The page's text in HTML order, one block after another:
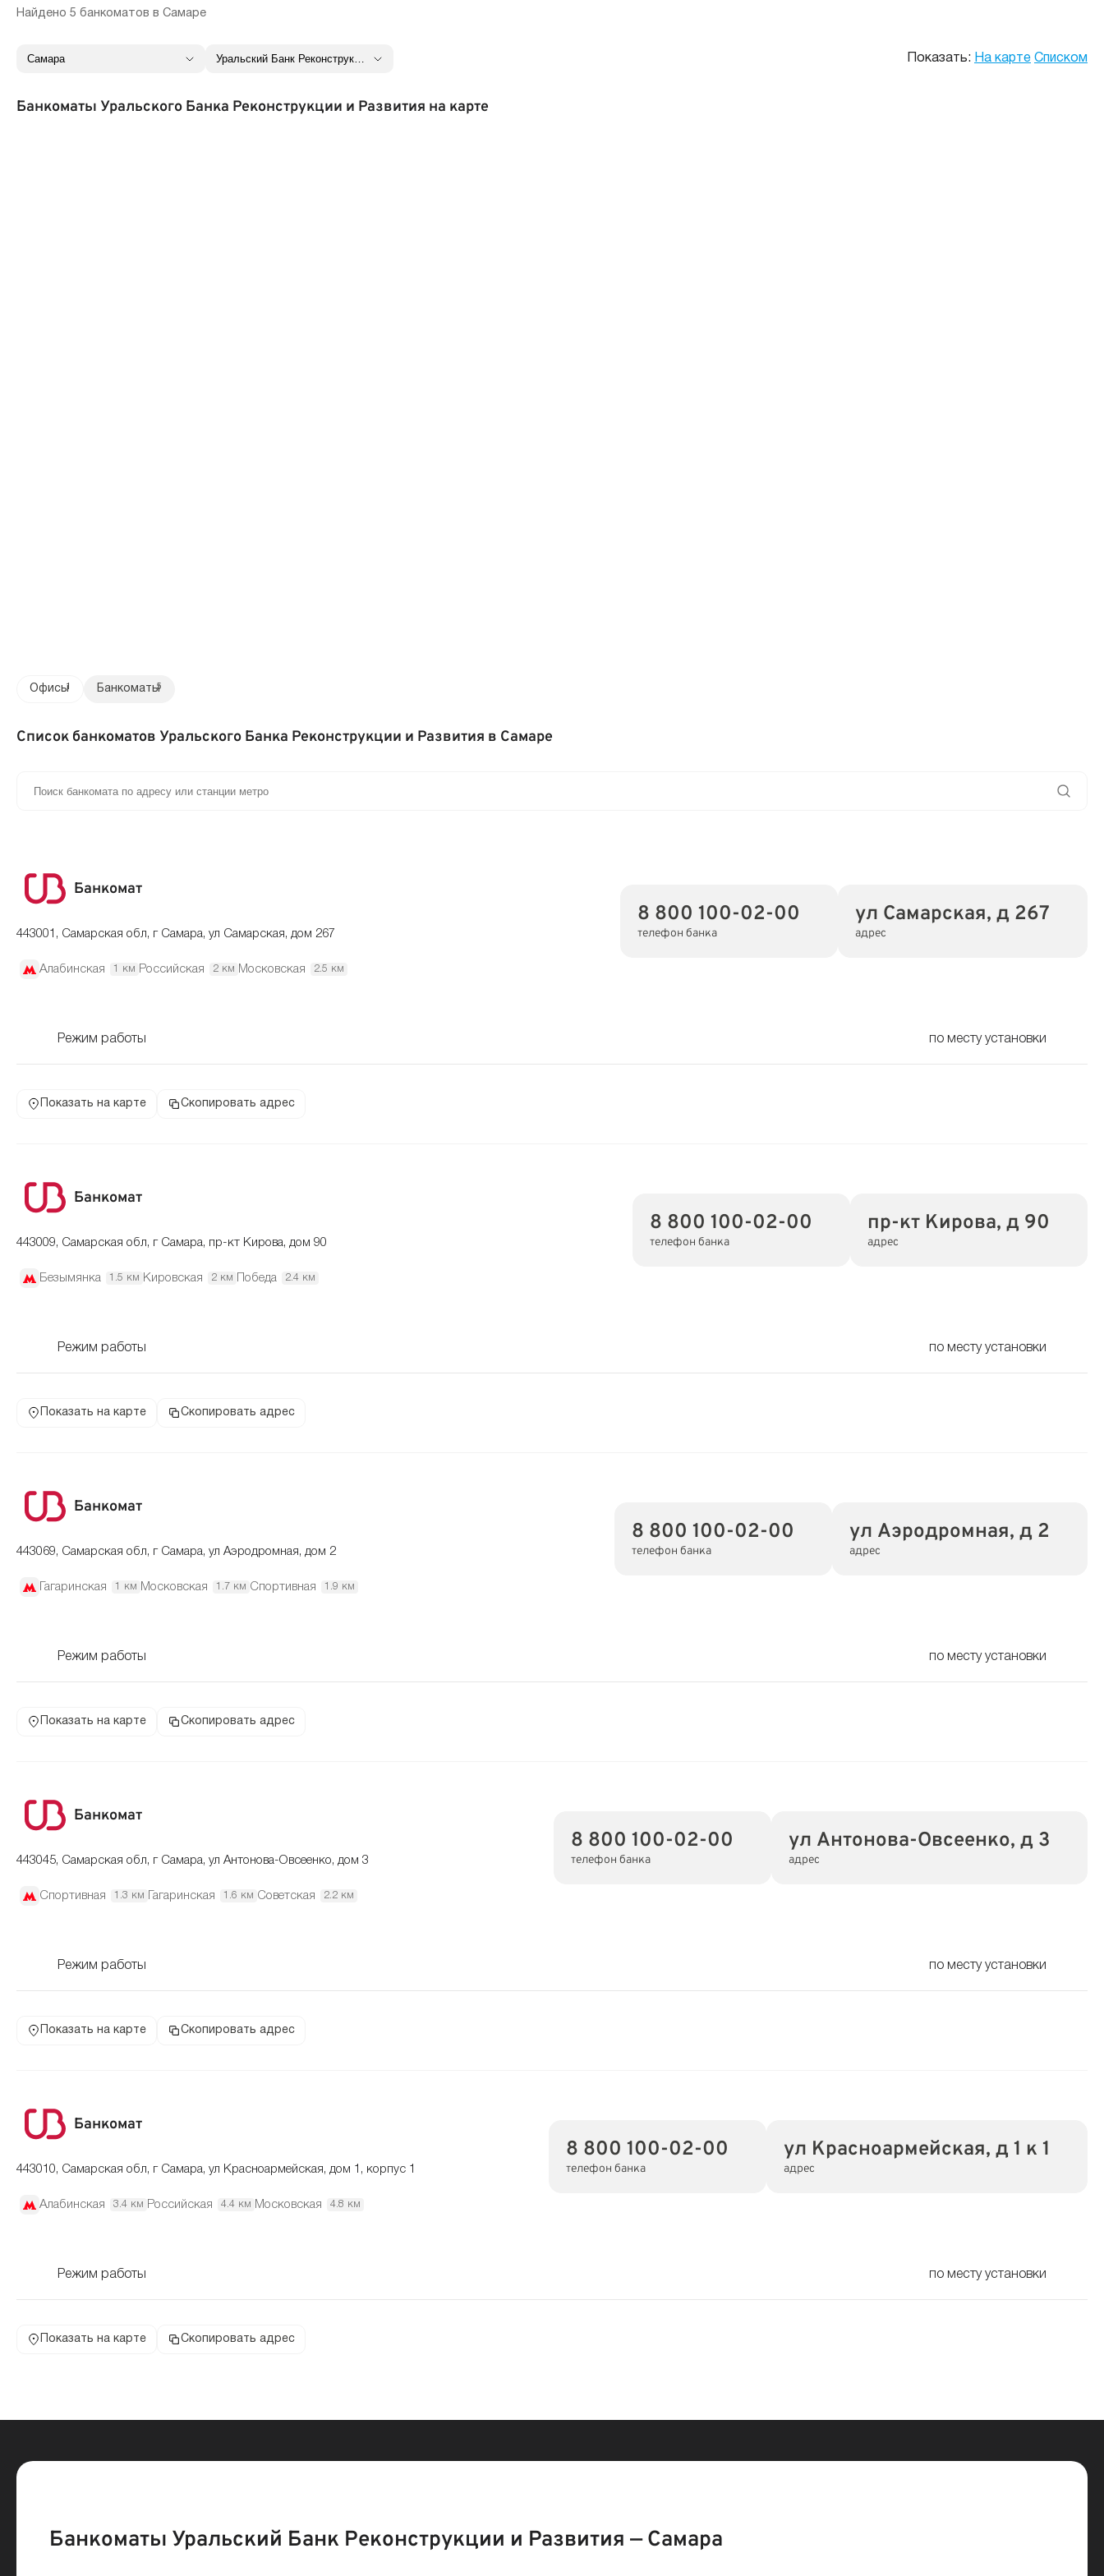
Найдено 5 банкоматов в Самаре
Показать: На карте Списком
Банкоматы Уральского Банка Реконструкции и Развития на карте
Офисы
1 Банкоматы5
Список банкоматов Уральского Банка Реконструкции и Развития в Самаре
Банкомат
443001, Самарская обл, г Самара, ул Самарская, дом 267
Алабинская 1 км Российская 2 км Московская 2.5 км
8 800 100-02-00
телефон банка
ул Самарская, д 267
адрес
Режим работы по месту установки
Показать на карте Скопировать адрес
Банкомат
443009, Самарская обл, г Самара, пр-кт Кирова, дом 90
Безымянка 1.5 км Кировская 2 км Победа 2.4 км
8 800 100-02-00
телефон банка
пр-кт Кирова, д 90
адрес
Режим работы по месту установки
Показать на карте Скопировать адрес
Банкомат
443069, Самарская обл, г Самара, ул Аэродромная, дом 2
Гагаринская 1 км Московская 1.7 км Спортивная 1.9 км
8 800 100-02-00
телефон банка
ул Аэродромная, д 2
адрес
Режим работы по месту установки
Показать на карте Скопировать адрес
Банкомат
443045, Самарская обл, г Самара, ул Антонова-Овсеенко, дом 3
Спортивная 1.3 км Гагаринская 1.6 км Советская 2.2 км
8 800 100-02-00
телефон банка
ул Антонова-Овсеенко, д 3
адрес
Режим работы по месту установки
Показать на карте Скопировать адрес
Банкомат
443010, Самарская обл, г Самара, ул Красноармейская, дом 1, корпус 1
Алабинская 3.4 км Российская 4.4 км Московская 4.8 км
8 800 100-02-00
телефон банка
ул Красноармейская, д 1 к 1
адрес
Режим работы по месту установки
Показать на карте Скопировать адрес
Банкоматы Уральский Банк Реконструкции и Развития — Самара